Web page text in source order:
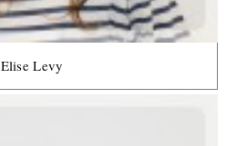
Elise Levy